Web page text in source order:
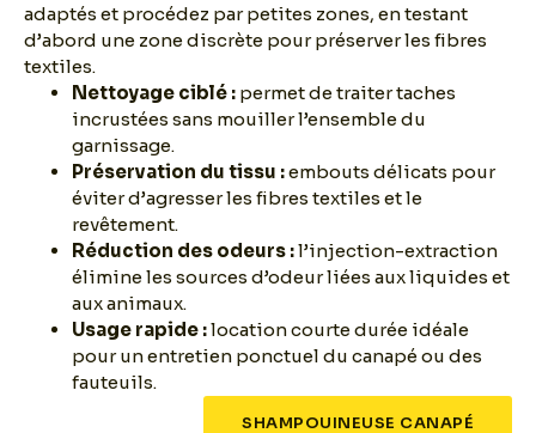
adaptés et procédez par petites zones, en testant
d’abord une zone discrète pour préserver les fibres
textiles.
Nettoyage ciblé : permet de traiter taches
incrustées sans mouiller l’ensemble du
garnissage.
Préservation du tissu :embouts délicats pour
éviter d’agresser les fibres textiles et le
revêtement.
Réduction des odeurs :l’injection-extraction
élimine les sources d’odeur liées aux liquides et
aux animaux.
Usage rapide :location courte durée idéale
pour un entretien ponctuel du canapé ou des
fauteuils.
SHAMPOUINEUSE CANAPÉ